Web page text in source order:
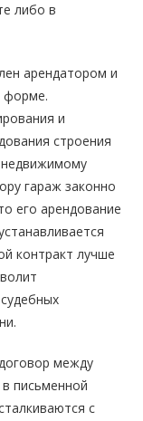
либо в
арендатором и
форме.
и
строения
недвижимому
гараж законно
его арендование
контракт лучше
между
письменной
с